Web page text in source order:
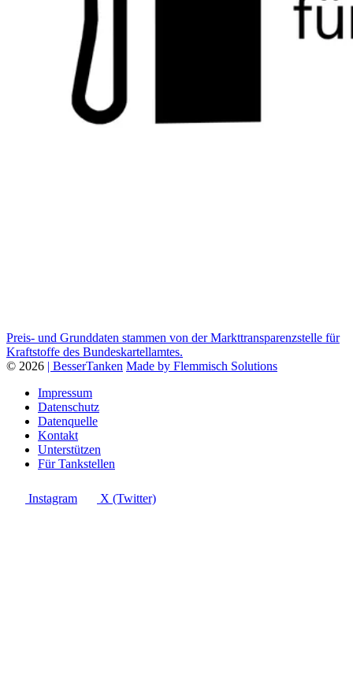
Preis- und Grunddaten stammen von der Markttransparenzstelle für
Kraftstoffe des Bundeskartellamtes.
© 2026 | BesserTanken Made by Flemmisch Solutions
Impressum
Datenschutz
Datenquelle
Kontakt
Unterstützen
Für Tankstellen
Instagram X (Twitter)